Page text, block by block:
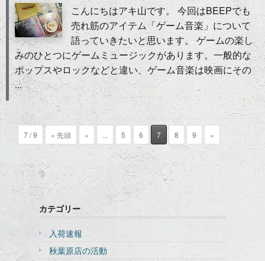
こんにちはアキ山です。 今回はBEEPでも
売れ筋のアイテム「ゲーム音楽」について
語っていきたいと思います。 ゲームの楽し
みのひとつにゲームミュージックがあります。一般的な
ポップスやロックなどと違い、ゲーム音楽は映画にその
...
7 / 9 « 先頭 « ... 5 6 7 8 9 »
カテゴリー
入荷速報
秋葉原店の活動